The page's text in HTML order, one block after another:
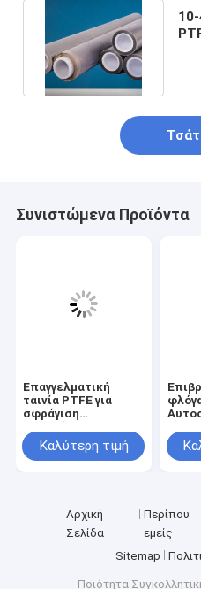
Τσάτ
Συνιστώμενα Προϊόντα
Επαγγελματική
ταινία PTFE για
σφράγιση
σωλήνων –
ανθεκτική σε
Καλύτερη τιμή
για
Αρχική
Σελίδα
Περίπου
εμείς
Sitemap
Ποιότητα